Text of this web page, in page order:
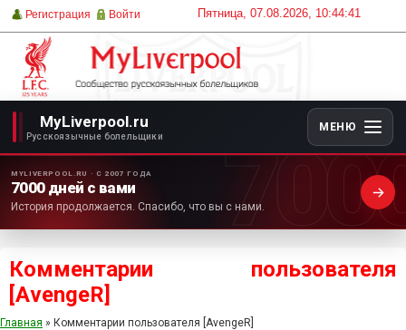
Пятница, 07.08.2026, 10:44:41
Регистрация Войти
MyLiverpool.ru
Русскоязычные болельщики
МЕНЮ
MYLIVERPOOL.RU · С 2007 ГОДА
7000 дней с вами
История продолжается. Спасибо, что вы с нами.
Комментарии пользователя
[АvengeR]
Главная » Комментарии пользователя [АvengeR]